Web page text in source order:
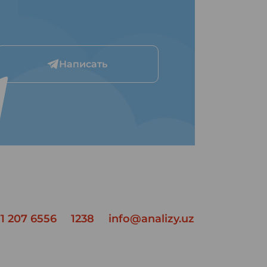
Написать
207 6556 1238 info@analizy.uz